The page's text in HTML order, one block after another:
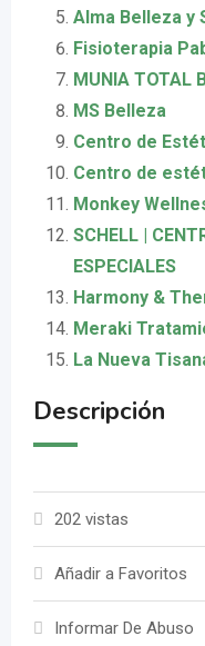
Alma Belleza y
Fisioterapia
MUNIA TOTAL
MS Belleza
Centro de
Centro de
Monkey
SCHELL |
ESPECIALES
Harmony &
Meraki
La Nueva
Descripción
202 vistas
Añadir a Favoritos
Informar De Abuso